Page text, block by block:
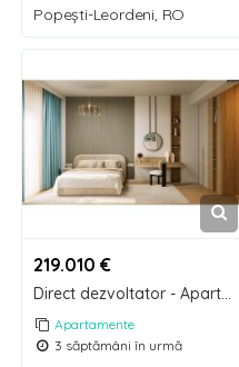
Popeşti-Leordeni, RO
219.010 €
Direct dezvoltator - Apartament 4 camere - Biruinței 75
Apartamente
3 săptămâni în urmă